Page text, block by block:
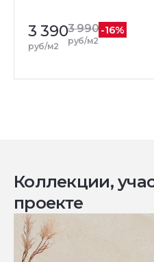
3 390
руб/м2
3 990
руб/м2
-16%
Коллекции,
проекте